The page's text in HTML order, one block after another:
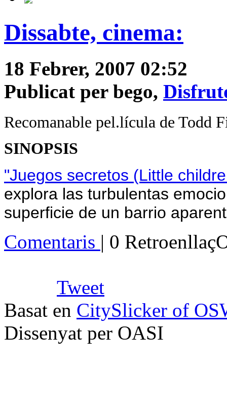
Dissabte, cinema:
18 Febrer, 2007 02:52
Publicat per bego,
Recomanable pel.lícula de Todd
SINOPSIS
"Juegos secretos (Little
explora las turbulentas
superficie de un barrio
Comentaris | 0
Tweet
Basat en CitySlicker of
Dissenyat per OASI